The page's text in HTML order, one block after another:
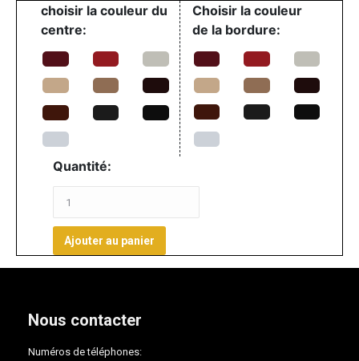
choisir la couleur du
centre:
Choisir la couleur
de la bordure:
Quantité:
Ajouter au panier
Nous contacter
Numéros de téléphones: